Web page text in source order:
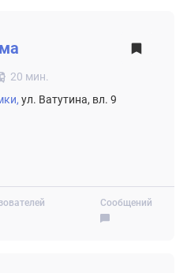
Сообщений
20 мин.
ул. Ватутина, вл. 9